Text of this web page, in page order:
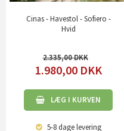
Cinas - Havestol - Sofiero -
Hvid
2.335,00
1.980,00 DKK
LÆG I KURVEN
5-8 dagelevering